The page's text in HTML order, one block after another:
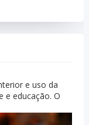
e uso da
e educação. O